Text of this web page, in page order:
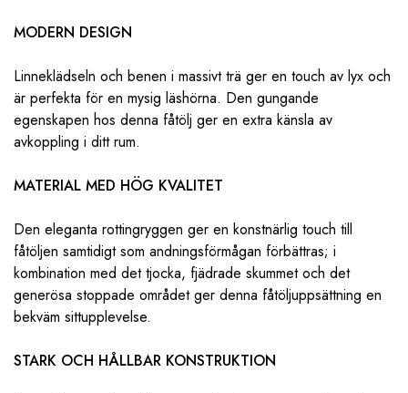
MODERN DESIGN
Linneklädseln och benen i massivt trä ger en touch av lyx och
är perfekta för en mysig läshörna. Den gungande
egenskapen hos denna fåtölj ger en extra känsla av
avkoppling i ditt rum.
MATERIAL MED HÖG KVALITET
Den eleganta rottingryggen ger en konstnärlig touch till
fåtöljen samtidigt som andningsförmågan förbättras; i
kombination med det tjocka, fjädrade skummet och det
generösa stoppade området ger denna fåtöljuppsättning en
bekväm sittupplevelse.
STARK OCH HÅLLBAR KONSTRUKTION